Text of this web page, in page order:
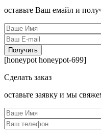
оcтавьте Ваш емайл и
[honeypot honeypot-699]
Сделать заказ
оcтавьте заявку и мы